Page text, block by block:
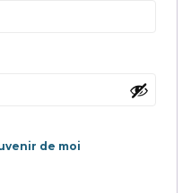
de moi